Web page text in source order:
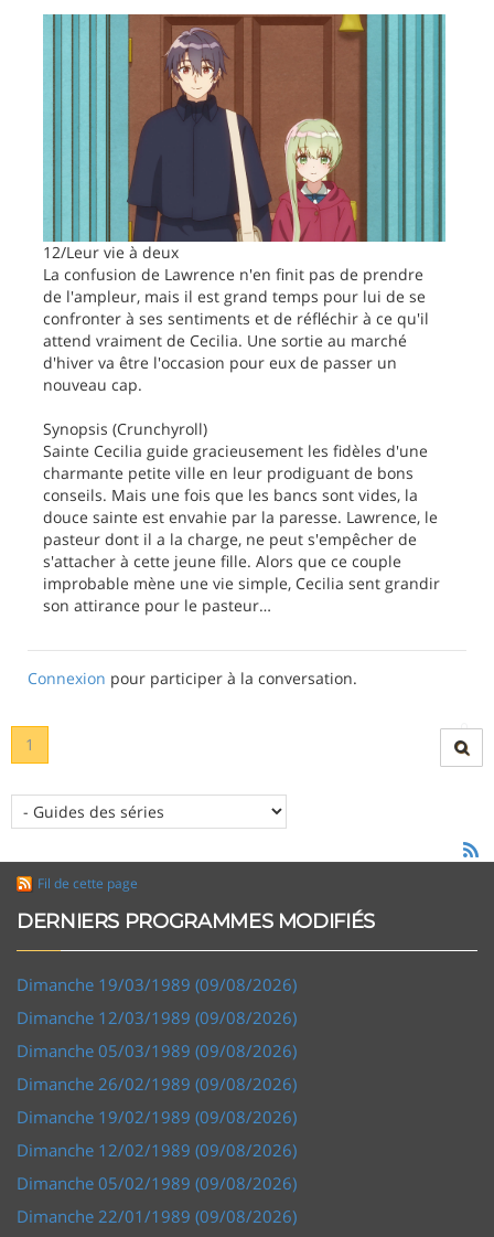
12/Leur vie à deux
La confusion de Lawrence n'en finit pas de prendre
de l'ampleur, mais il est grand temps pour lui de se
confronter à ses sentiments et de réfléchir à ce qu'il
attend vraiment de Cecilia. Une sortie au marché
d'hiver va être l'occasion pour eux de passer un
nouveau cap.
Synopsis (Crunchyroll)
Sainte Cecilia guide gracieusement les fidèles d'une
charmante petite ville en leur prodiguant de bons
conseils. Mais une fois que les bancs sont vides, la
douce sainte est envahie par la paresse. Lawrence, le
pasteur dont il a la charge, ne peut s'empêcher de
s'attacher à cette jeune fille. Alors que ce couple
improbable mène une vie simple, Cecilia sent grandir
son attirance pour le pasteur…
Connexion pour participer à la conversation.
1
Fil de cette page
DERNIERS PROGRAMMES MODIFIÉS
Dimanche 19/03/1989 (09/08/2026)
Dimanche 12/03/1989 (09/08/2026)
Dimanche 05/03/1989 (09/08/2026)
Dimanche 26/02/1989 (09/08/2026)
Dimanche 19/02/1989 (09/08/2026)
Dimanche 12/02/1989 (09/08/2026)
Dimanche 05/02/1989 (09/08/2026)
Dimanche 22/01/1989 (09/08/2026)